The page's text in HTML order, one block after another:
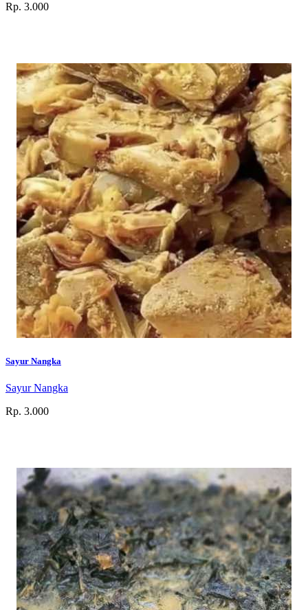
Rp. 3.000
Sayur Nangka
Sayur Nangka
Rp. 3.000